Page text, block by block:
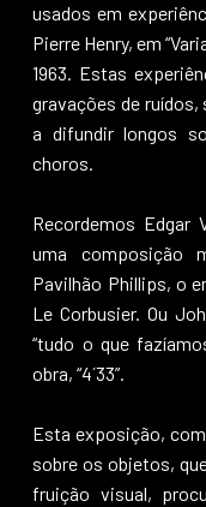
usados em
Pierre Henry, em
1963. Estas
gravações de ruídos,
a difundir longos
choros.
Recordemos Edgar
uma composição
Pavilhão Phillips, o
Le Corbusier. Ou
“tudo o que
obra, “4´33”.
Esta exposição,
sobre os objetos,
fruição visual,